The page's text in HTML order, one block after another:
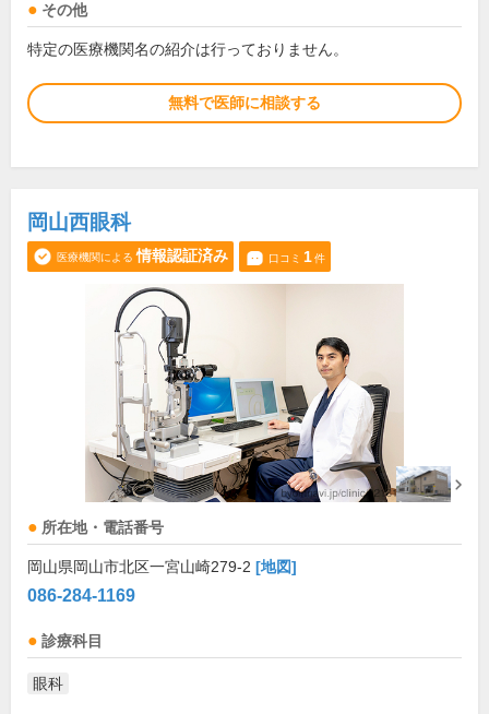
その他
特定の医療機関名の紹介は行っておりません。
無料で医師に相談する
岡山西眼科
医療機関による 情報認証済み 口コミ 1件
所在地・電話番号
岡山県岡山市北区一宮山崎279-2 [地図]
086-284-1169
診療科目
眼科